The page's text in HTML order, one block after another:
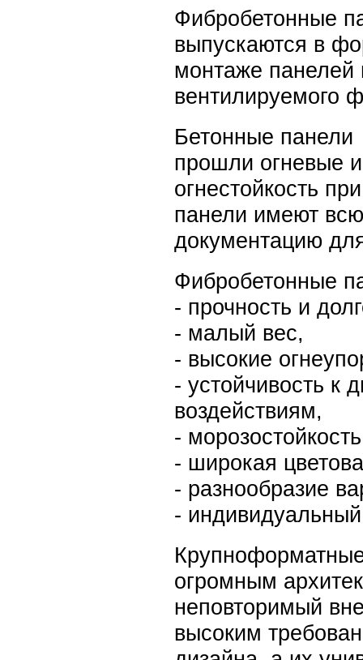
Фибробетонные
выпускаются в
монтаже панелей
вентилируемого
Бетонные
прошли огневые
огнестойкость
панели имеют
документацию
Фибробетонные
- прочность и
- малый вес,
- высокие
- устойчивость к
воздействиям,
-
- широкая
- разнообразие
-
огромным
неповторимый
высоким